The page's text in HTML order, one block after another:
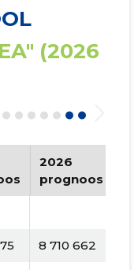
(2026
2026
prognoos
8 710 662